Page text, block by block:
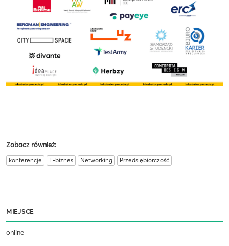
Zobacz również:
konferencje E-biznes Networking Przedsiębiorczość
MIEJSCE
online